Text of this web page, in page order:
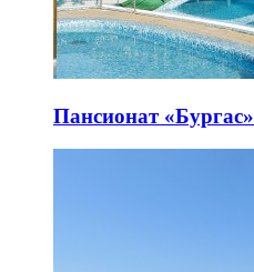
Пансионат «Бургас»